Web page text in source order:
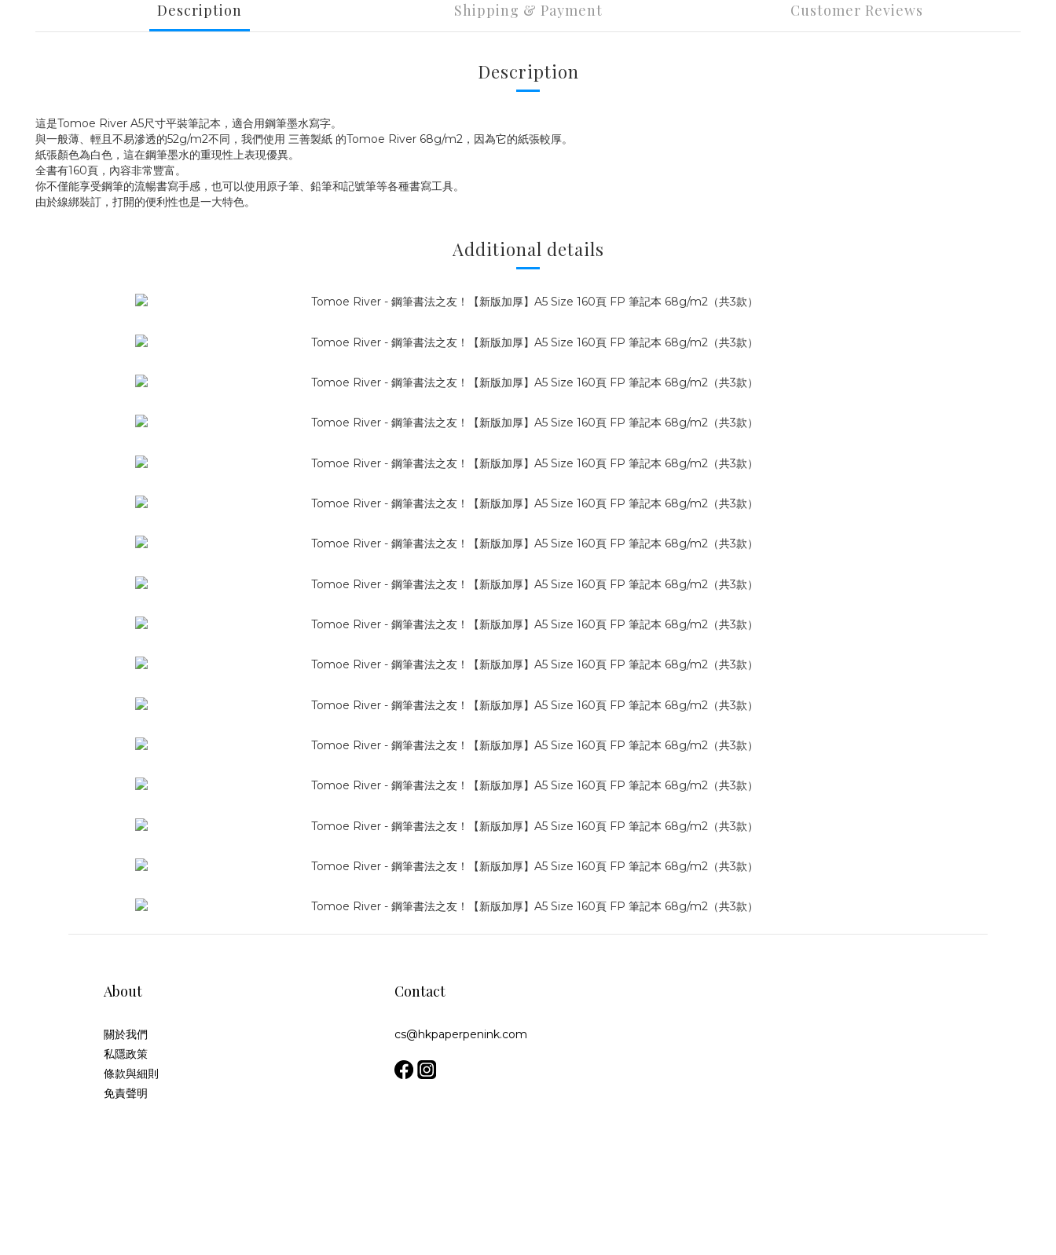
Description Shipping & Payment Customer Reviews
Description
這是Tomoe River A5尺寸平裝筆記本，適合用鋼筆墨水寫字。
與一般薄、輕且不易滲透的52g/m2不同，我們使用 三善製紙 的Tomoe River 68g/m2，因為它的紙張較厚。
紙張顏色為白色，這在鋼筆墨水的重現性上表現優異。
全書有160頁，內容非常豐富。
你不僅能享受鋼筆的流暢書寫手感，也可以使用原子筆、鉛筆和記號筆等各種書寫工具。
由於線綁裝訂，打開的便利性也是一大特色。
Additional details
About
關於我們
私隱政策
條款與細則
免責聲明
Contact
cs@hkpaperpenink.com